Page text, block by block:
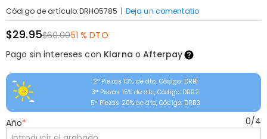
Código de artículo:DRHO5785 | Deja un comentatio
$29.95$60.0051 % DTO
Pago sin intereses con Klarna oAfterpay
2ª Piezas 10% de dto, Código: DRB1
3ª Piezas 15% de dto, Código: DRB2
5ª Piezas 20% de dto, Código: DRB3
Año* 0/4